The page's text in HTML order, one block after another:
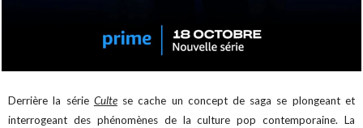
Derrière la série Cultese cache un concept de saga se plongeant et
interrogeant des phénomènes de la culture pop contemporaine. La